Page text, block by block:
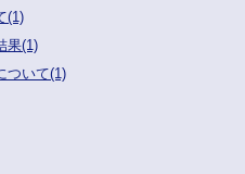
(1)
果(1)
ついて(1)